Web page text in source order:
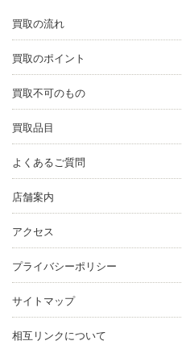
買取の流れ
買取のポイント
買取不可のもの
買取品目
よくあるご質問
店舗案内
アクセス
プライバシーポリシー
サイトマップ
相互リンクについて